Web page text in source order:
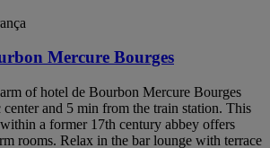
Mercure Bourges
of hotel de Bourbon Mercure Bourges
center and 5 min from the train station. This
a former 17th century abbey offers
rooms. Relax in the bar lounge with terrace